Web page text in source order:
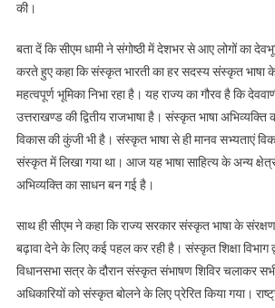
की।
बता दें कि सीएम धामी ने संगोष्ठी में देशभर से आए लोगों का
करते हुए कहा कि संस्कृत भारती का हर सदस्य संस्कृत भाषा
महत्वपूर्ण भूमिका निभा रहा है। यह राज्य का गौरव है कि
उत्तराखण्ड की द्वितीय राजभाषा है। संस्कृत भाषा
विकास की कुंजी भी है। संस्कृत भाषा से ही मानव सभ्यताएं
संस्कृत में लिखा गया था। आज यह भाषा साहित्य के अन्य
अभिव्यक्ति का साधन बन गई है।
साथ ही सीएम ने कहा कि राज्य सरकार संस्कृत भाषा के
बढ़ावा देने के लिए कई पहल कर रही है। संस्कृत शिक्षा विभाग
विधानसभा सत्र के दौरान संस्कृत संभाषण शिविर चलाकर
अधिकारियों को संस्कृत बोलने के लिए प्रेरित किया गया।